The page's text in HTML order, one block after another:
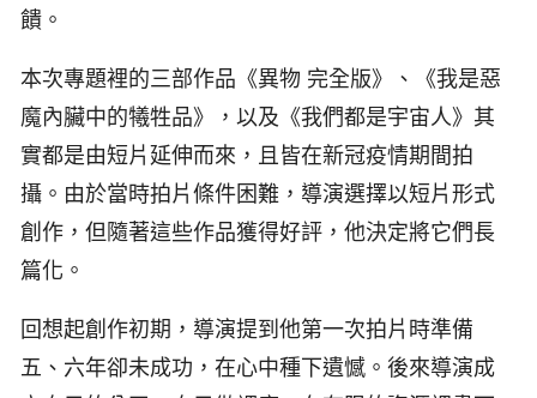
饋。
本次專題裡的三部作品《異物 完全版》、《我是惡
魔內臟中的犧牲品》，以及《我們都是宇宙人》其
實都是由短片延伸而來，且皆在新冠疫情期間拍
攝。由於當時拍片條件困難，導演選擇以短片形式
創作，但隨著這些作品獲得好評，他決定將它們長
篇化。
回想起創作初期，導演提到他第一次拍片時準備
五、六年卻未成功，在心中種下遺憾。後來導演成